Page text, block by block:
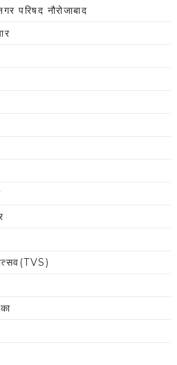
परिषद नौरोजाबाद